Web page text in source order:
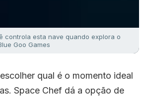
controla esta nave quando explora o
Goo Games
qual é o momento ideal
Space Chef dá a opção de